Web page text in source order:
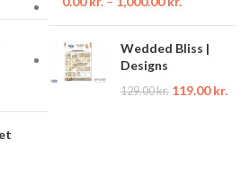
Wedded Bliss |
Designs
129.00kr. 119.00kr.